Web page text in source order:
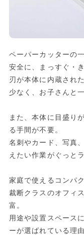
ペーパーカッターの
安全に、まっすぐ・
刃が本体に内蔵され
少なく、お子さんと
また、本体に目盛り
る手間が不要。
名刺やカード、写真
えたい作業がぐっと
家庭で使えるコン
裁断クラスのオフィ
富。
用途や設置スペース
ーが選ばれている理由